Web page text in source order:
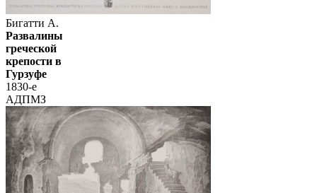
Бигатти А.
Развалины
греческой
крепости в
Гурзуфе
1830-е
АДПМЗ